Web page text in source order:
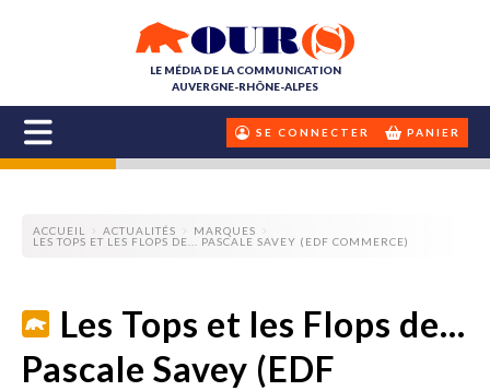
LE MÉDIA DE LA COMMUNICATION
AUVERGNE-RHÔNE-ALPES
SE CONNECTER PANIER
ACCUEIL ACTUALITÉS
MARQUES
LES TOPS ET LES FLOPS DE... PASCALE SAVEY (EDF COMMERCE)
Les Tops et les Flops de...
Pascale Savey (EDF